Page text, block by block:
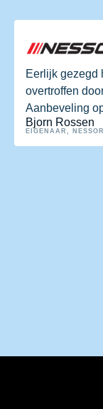
Eerlijk gezegd
overtroffen
Aanbeveling
Bjorn Rossen
EIGENAAR, NESSOR